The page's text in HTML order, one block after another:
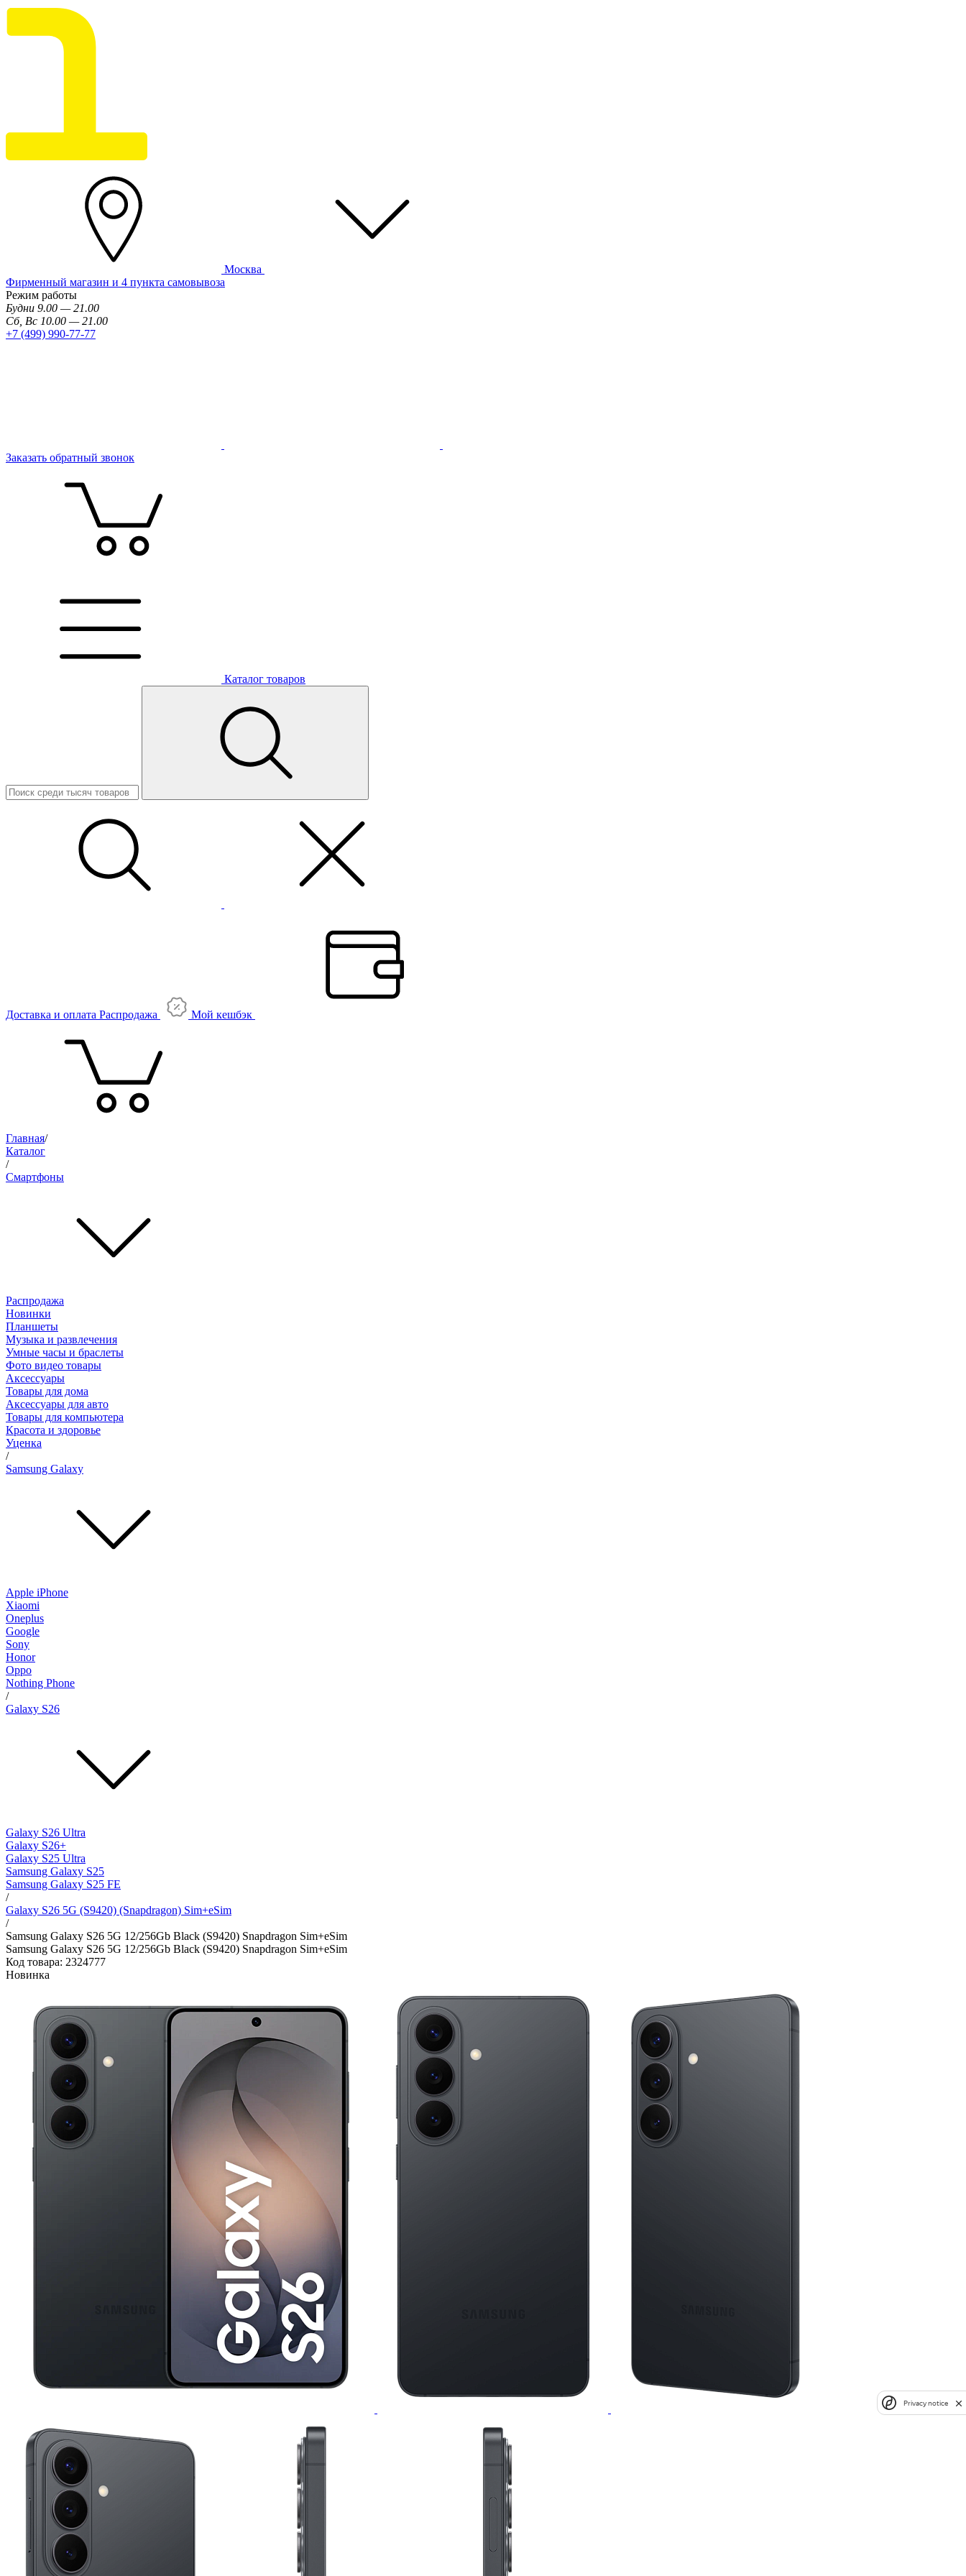
Москва
Фирменный магазин и 4 пункта самовывоза
Режим работы
Будни 9.00 — 21.00
Сб, Вс 10.00 — 21.00
+7 (499) 990-77-77
Заказать обратный звонок
Каталог товаров
Доставка и оплата Распродажа Мой кешбэк
Главная/
Каталог
/
Смартфоны
Распродажа
Новинки
Планшеты
Музыка и развлечения
Умные часы и браслеты
Фото видео товары
Аксессуары
Товары для дома
Аксессуары для авто
Товары для компьютера
Красота и здоровье
Уценка
/
Samsung Galaxy
Apple iPhone
Xiaomi
Oneplus
Google
Sony
Honor
Oppo
Nothing Phone
/
Galaxy S26
Galaxy S26 Ultra
Galaxy S26+
Galaxy S25 Ultra
Samsung Galaxy S25
Samsung Galaxy S25 FE
/
Galaxy S26 5G (S9420) (Snapdragon) Sim+eSim
/
Samsung Galaxy S26 5G 12/256Gb Black (S9420) Snapdragon Sim+eSim
Samsung Galaxy S26 5G 12/256Gb Black (S9420) Snapdragon Sim+eSim
Код товара: 2324777
Новинка
Privacy notice